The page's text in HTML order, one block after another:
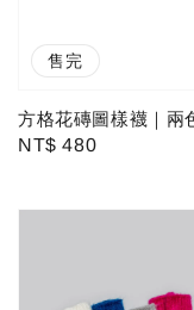
售完
方格花磚圖樣襪｜兩
Regular
NT$ 480